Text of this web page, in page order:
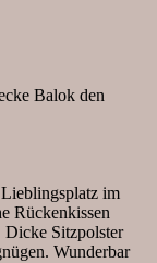
Balok den
im
Rückenkissen
Dicke Sitzpolster
Wunderbar